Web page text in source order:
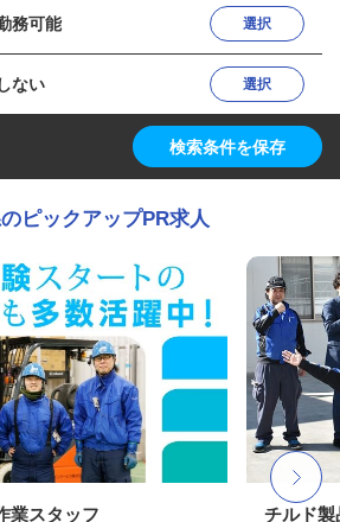
務可能 選択
ない 選択
検索条件を保存
ピックアップPR求人
業スタッフ チルド製